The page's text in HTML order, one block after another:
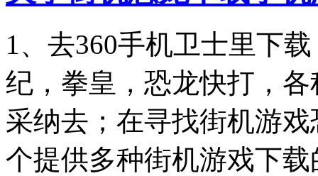
1、去360手机卫士里下
纪，拳皇，恐龙快打，
采纳去；在寻找街机游
个提供多种街机游戏下